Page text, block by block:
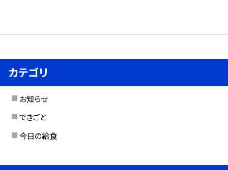
カテゴリ
お知らせ
できごと
今日の給食